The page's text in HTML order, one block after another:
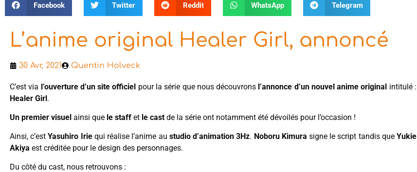
Facebook Twitter Reddit WhatsApp Telegram
L’anime original Healer Girl, annoncé
30 Avr, 2021 Quentin Holveck
C’est via l’ouverture d’un site officiel pour la série que nous découvrons l’annonce d’un nouvel anime original intitulé :
Healer Girl.
Un premier visuel ainsi que le staff et le cast de la série ont notamment été dévoilés pour l’occasion !
Ainsi, c’estYasuhiro Iriequi réalise l’anime au studio d’animation 3Hz. Noboru Kimura signe le script tandis queYukie
Akiya est créditée pour le design des personnages.
Du côté du cast, nous retrouvons :